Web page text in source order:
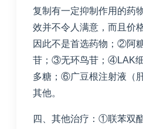
复制有一定抑制作用的药
效并不令人满意，而且价
因此不是首选药物；②阿
苷；③无环鸟苷；④LAK
多糖；⑥广豆根注射液（
其他。
四、其他治疗：①联苯双